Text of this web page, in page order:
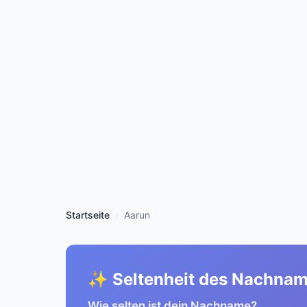
Startseite Aarun
✨ Seltenheit des